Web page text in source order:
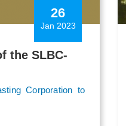
26
Jan 2023
the SLBC-
Corporation to